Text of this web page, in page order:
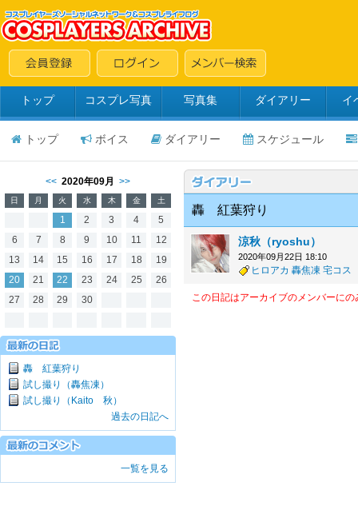
トップ コスプレ写真 写真集 ダイアリー イ
トップ ボイス ダイアリー スケジュール
<< 2020年09月 >>
日 月 火 水 木 金 土
1 2 3 4
5
6
7 8 9 10 11
12
13
14 15 16 17 18
19
20
21 22 23 24 25
26
27
28 29 30
轟 紅葉狩り
試し撮り（轟焦凍）
試し撮り（Kaito 秋）
過去の日記へ
一覧を見る
轟 紅葉狩り
涼秋（ryoshu）
2020年09月22日 18:10
ヒロアカ 轟焦凍 宅コス
この日記はアーカイブのメンバーに